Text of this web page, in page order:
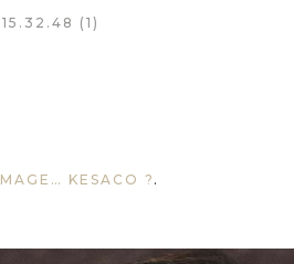
(1)
KESACO ? .